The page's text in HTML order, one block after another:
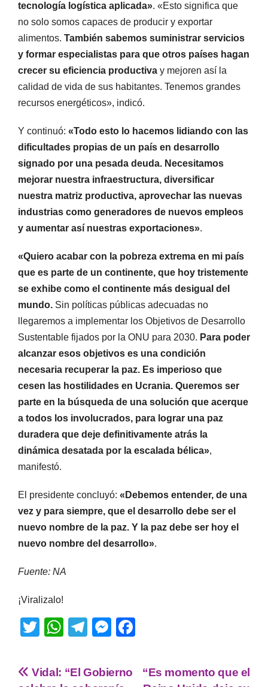
tecnología logística aplicada». «Esto significa que
no solo somos capaces de producir y exportar
alimentos. También sabemos suministrar servicios
y formar especialistas para que otros países hagan
crecer su eficiencia productiva y mejoren así la
calidad de vida de sus habitantes. Tenemos grandes
recursos energéticos», indicó.
Y continuó: «Todo esto lo hacemos lidiando con las
dificultades propias de un país en desarrollo
signado por una pesada deuda. Necesitamos
mejorar nuestra infraestructura, diversificar
nuestra matriz productiva, aprovechar las nuevas
industrias como generadores de nuevos empleos
y aumentar así nuestras exportaciones».
«Quiero acabar con la pobreza extrema en mi país
que es parte de un continente, que hoy tristemente
se exhibe como el continente más desigual del
mundo. Sin políticas públicas adecuadas no
llegaremos a implementar los Objetivos de Desarrollo
Sustentable fijados por la ONU para 2030. Para poder
alcanzar esos objetivos es una condición
necesaria recuperar la paz. Es imperioso que
cesen las hostilidades en Ucrania. Queremos ser
parte en la búsqueda de una solución que acerque
a todos los involucrados, para lograr una paz
duradera que deje definitivamente atrás la
dinámica desatada por la escalada bélica»,
manifestó.
El presidente concluyó: «Debemos entender, de una
vez y para siempre, que el desarrollo debe ser el
nuevo nombre de la paz. Y la paz debe ser hoy el
nuevo nombre del desarrollo».
Fuente: NA
¡Viralizalo!
T
tt
W
at
T
e
M
ss c“Es momento que el
Vidal: “El Gobierno